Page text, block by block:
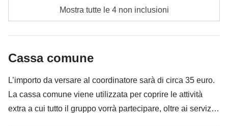
Pasti e bevande dove non indicato
infilare nello zaino
Tutto ciò che non è menzionato nella sezione "Cosa
Mostra tutte le 4 non inclusioni
Cassa comune
L’importo da versare al coordinatore sarà di circa 35 euro.
La cassa comune viene utilizzata per coprire le attività
extra a cui tutto il gruppo vorrà partecipare, oltre ai servizi